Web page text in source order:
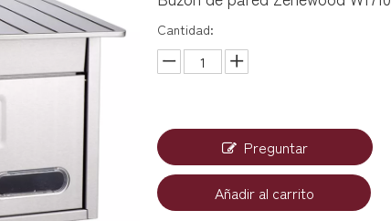
Cantidad:
Preguntar
Añadir al carrito